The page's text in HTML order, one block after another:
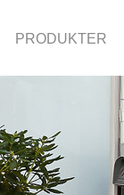
PRODUKTER